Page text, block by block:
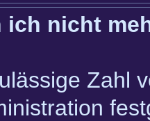
ich nicht
Zahl